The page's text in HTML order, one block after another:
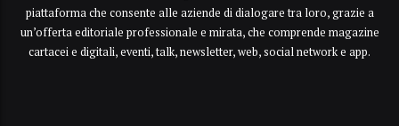
piattaforma che consente alle aziende di dialogare tra loro, grazie a
un’offerta editoriale professionale e mirata, che comprende magazine
cartacei e digitali, eventi, talk, newsletter, web, social network e app.